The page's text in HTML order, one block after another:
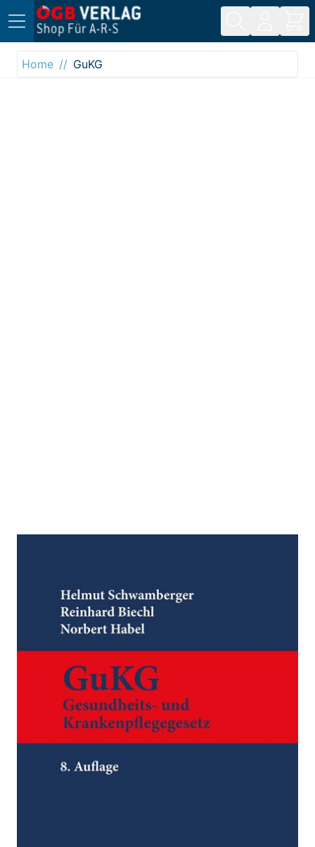
Direkt zum Inhalt
Home
GuKG
Zur Wunschliste hinzufügen
Gesundheits- und Krankenpflegegesetz
Helmut Schwamberger
Verlag: Verlag Österreich 21.12.2018
Buch